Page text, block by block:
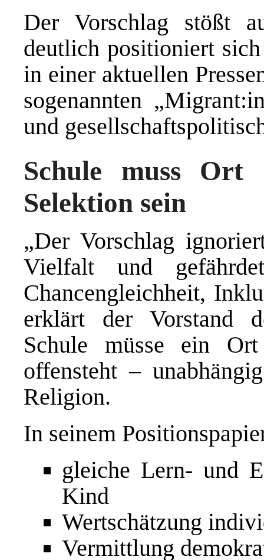
Der Vorschlag stößt
deutlich positioniert
in einer aktuellen
sogenannten
und
Schule muss
Selektion sein
„Der Vorschlag
Vielfalt und
Chancengleichheit,
erklärt der Vorstand
Schule müsse ein
offensteht –
Religion.
In seinem
gleiche Lern- und
Kind
Wertschätzung
Vermittlung